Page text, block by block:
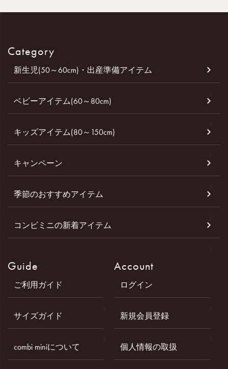
Category
新生児(50～60cm)・出産準備アイテム
ベビーアイテム(60～80cm)
キッズアイテム(80～150cm)
キャンペーン
季節のおすすめアイテム
コンビミニの新着アイテム
Guide
ご利用ガイド
サイズガイド
combi miniについて
Account
ログイン
新規会員登録
個人情報の取扱